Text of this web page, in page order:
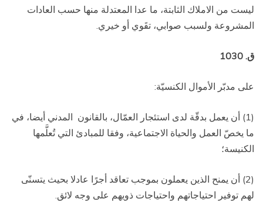
ليست من الاملاك الثابتة، ما عدا المعتدلة منها حسب العادات
المشروعة ولسبب صوابي، تقَوي أو خيري.
ق. 1030
على مدبّر الأموال الكنسيّة:
(1) أن يعمل بدقّة لدى استئجار العمّال، بالقانون
المدني أيضا، في
ما يخصّ العمل والحياة الاجتماعية، وفقا للمبادئ التي تُعلَّمها
الكنيسة؛
(2) أن يمنح الذين يعملون بموجب تعاقد أجرًا عادلا بحيث يتسنّى
لهم توفير احتياجاتهم واحتياجات ذويهم على وجه لائق.